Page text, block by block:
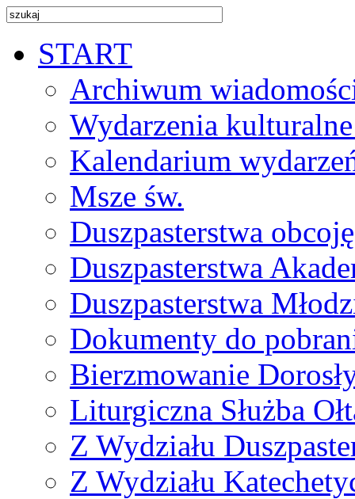
START
Archiwum
Wydarzenia
Kalendarium
Msze św.
Duszpasterstwa
Duszpasterstwa
Duszpasterstwa
Dokumenty do
Bierzmowanie
Liturgiczna Służba
Z Wydziału
Z Wydziału